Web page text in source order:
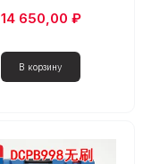
14 650,00 ₽